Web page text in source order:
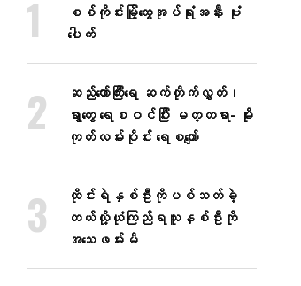
စစ်ကိုင်းမြို့ထွေအုပ်ရုံးအနီး ဗုံး
ပေါက်
ဆည်တော်ကြီးရေ ဆက်တိုက်လွှတ်၊
ရွာတွေ ရေစဝင်ပြီး မတ္တရာ- မိုး
ကုတ်လမ်းပိုင်း ရေစကျော်
ထိုင်းရဲနှစ်ဦးကိုပစ်သတ်ခဲ့
တယ်လို့ယုံကြည်ရသူနှစ်ဦးကို
အသေဖမ်းမိ